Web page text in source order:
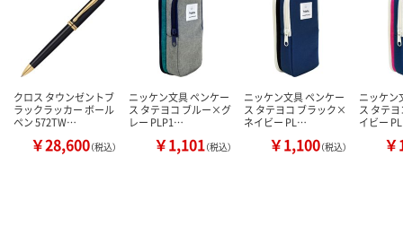
クロス タウンゼントブ
ラックラッカー ボール
ペン 572TW…
￥28,600（税込）
ニッケン文具 ペンケー
ス タテヨコ ブルー×グ
レー PLP1…
￥1,101（税込）
ニッケン文具 ペンケー
ス タテヨコ ブラック×
ネイビー PL…
￥1,100（税込）
ニッケン
ス タテ
イビー